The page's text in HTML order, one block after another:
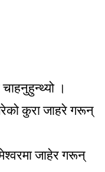
।
कुरा जाहरे गरून्
जाहेर गरून्